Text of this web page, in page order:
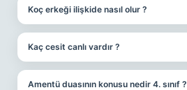
Koç erkeği ilişkide nasıl olur ?
Kaç cesit canlı vardır ?
Amentü duasının konusu nedir 4. sınıf ?